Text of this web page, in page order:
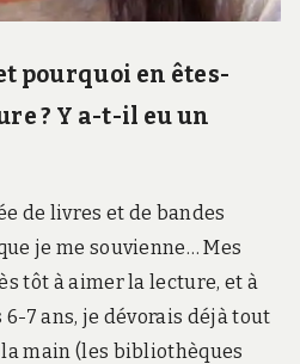
pourquoi en êtes-
? Y a-t-il eu un
de livres et de bandes
je me souvienne… Mes
tôt à aimer la lecture, et à
7 ans, je dévorais déjà tout
main (les bibliothèques